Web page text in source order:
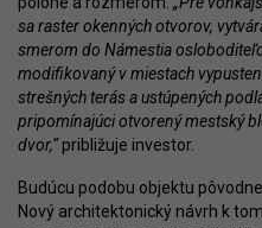
sa raster okenných otvorov,
smerom do Námestia
modifikovaný v miestach
strešných terás a ustúpených
pripomínajúci otvorený mestský
dvor,“približuje investor.
Budúcu podobu objektu
Nový architektonický návrh k